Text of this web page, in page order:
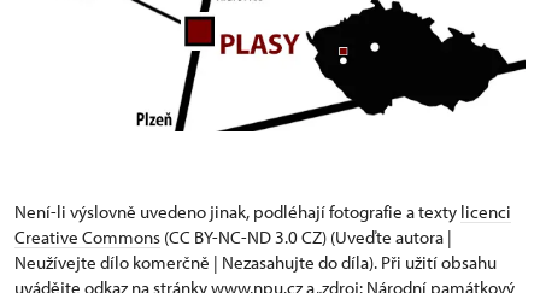
Není-li výslovně uvedeno jinak, podléhají fotografie a texty licenci
Creative Commons (CC BY-NC-ND 3.0 CZ) (Uveďte autora |
Neužívejte dílo komerčně | Nezasahujte do díla). Při užití obsahu
uvádějte odkaz na stránky www.npu.cz a „zdroj: Národní památkový